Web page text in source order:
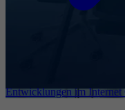
Entwicklungen im